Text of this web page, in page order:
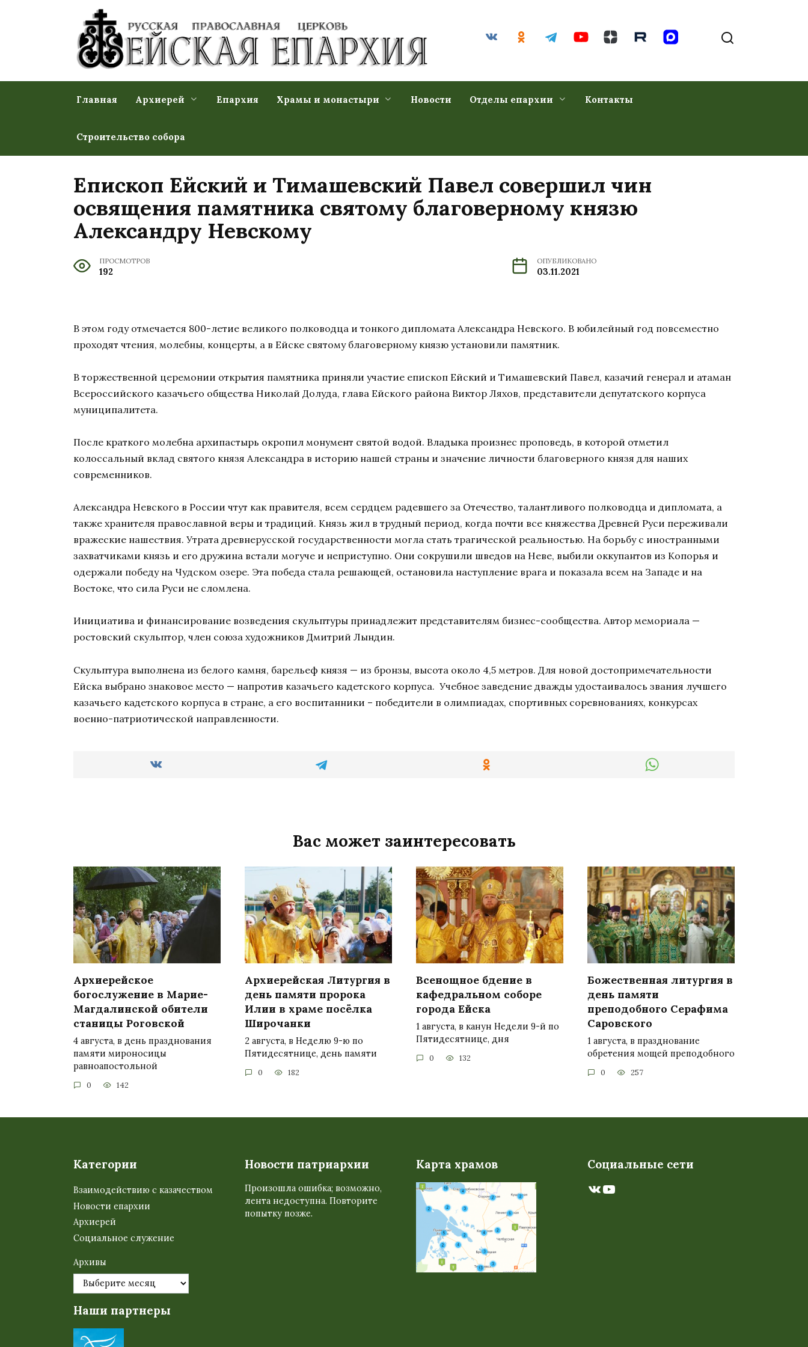
Главная Архиерей Епархия Храмы и монастыри Новости Отделы епархии Контакты
Строительство собора
Епископ Ейский и Тимашевский Павел совершил чин
освящения памятника святому благоверному князю
Александру Невскому
ПРОСМОТРОВ
192
ОПУБЛИКОВАНО
03.11.2021
В этом году отмечается 800-летие великого полководца и тонкого дипломата Александра Невского. В юбилейный год повсеместно
проходят чтения, молебны, концерты, а в Ейске святому благоверному князю установили памятник.
В торжественной церемонии открытия памятника приняли участие епископ Ейский и Тимашевский Павел, казачий генерал и атаман
Всероссийского казачьего общества Николай Долуда, глава Ейского района Виктор Ляхов, представители депутатского корпуса
муниципалитета.
После краткого молебна архипастырь окропил монумент святой водой. Владыка произнес проповедь, в которой отметил
колоссальный вклад святого князя Александра в историю нашей страны и значение личности благоверного князя для наших
современников.
Александра Невского в России чтут как правителя, всем сердцем радевшего за Отечество, талантливого полководца и дипломата, а
также хранителя православной веры и традиций. Князь жил в трудный период, когда почти все княжества Древней Руси переживали
вражеские нашествия. Утрата древнерусской государственности могла стать трагической реальностью. На борьбу с иностранными
захватчиками князь и его дружина встали могуче и неприступно. Они сокрушили шведов на Неве, выбили оккупантов из Копорья и
одержали победу на Чудском озере. Эта победа стала решающей, остановила наступление врага и показала всем на Западе и на
Востоке, что сила Руси не сломлена.
Инициатива и финансирование возведения скульптуры принадлежит представителям бизнес-сообщества. Автор мемориала —
ростовский скульптор, член союза художников Дмитрий Лындин.
Скульптура выполнена из белого камня, барельеф князя — из бронзы, высота около 4,5 метров. Для новой достопримечательности
Ейска выбрано знаковое место — напротив казачьего кадетского корпуса. Учебное заведение дважды удостаивалось звания лучшего
казачьего кадетского корпуса в стране, а его воспитанники – победители в олимпиадах, спортивных соревнованиях, конкурсах
военно-патриотической направленности.
Вас может заинтересовать
Архиерейское
богослужение в Марие-
Магдалинской обители
станицы Роговской
4 августа, в день празднования
памяти мироносицы
равноапостольной
0 142
Архиерейская Литургия в
день памяти пророка
Илии в храме посёлка
Широчанки
2 августа, в Неделю 9-ю по
Пятидесятнице, день памяти
0 182
Всенощное бдение в
кафедральном соборе
города Ейска
1 августа, в канун Недели 9-й по
Пятидесятнице, дня
0 132
Божественная литургия в
день памяти
преподобного Серафима
Саровского
1 августа, в празднование
обретения мощей преподобного
0 257
Категории
Взаимодействию с казачеством
Новости епархии
Архиерей
Социальное служение
Архивы
Наши партнеры
Новости патриархии
Произошла ошибка; возможно,
лента недоступна. Повторите
попытку позже.
Карта храмов Социальные сети
ВКонтакте
YouTube